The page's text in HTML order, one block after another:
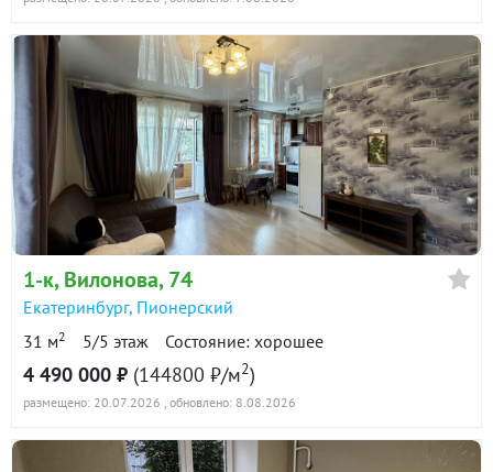
1-к, Вилонова, 74
Екатеринбург, Пионерский
31 м2 5/5 этаж Состояние: хорошее
4 490 000 ₽ (144800 ₽/м2)
размещено: 20.07.2026 , обновлено: 8.08.2026